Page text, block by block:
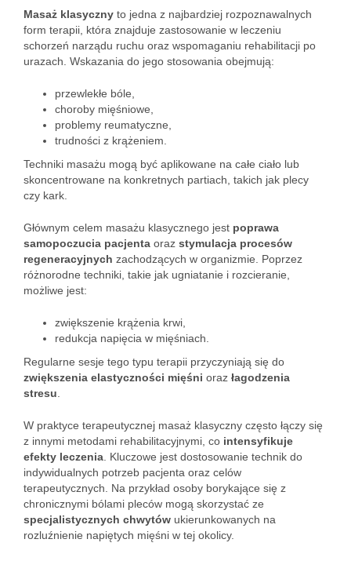
Masaż klasyczny to jedna z najbardziej rozpoznawalnych
form terapii, która znajduje zastosowanie w leczeniu
schorzeń narządu ruchu oraz wspomaganiu rehabilitacji po
urazach. Wskazania do jego stosowania obejmują:
przewlekłe bóle,
choroby mięśniowe,
problemy reumatyczne,
trudności z krążeniem.
Techniki masażu mogą być aplikowane na całe ciało lub
skoncentrowane na konkretnych partiach, takich jak plecy
czy kark.
Głównym celem masażu klasycznego jest poprawa
samopoczucia pacjenta oraz stymulacja procesów
regeneracyjnych zachodzących w organizmie. Poprzez
różnorodne techniki, takie jak ugniatanie i rozcieranie,
możliwe jest:
zwiększenie krążenia krwi,
redukcja napięcia w mięśniach.
Regularne sesje tego typu terapii przyczyniają się do
zwiększenia elastyczności mięśni oraz łagodzenia
stresu
W praktyce terapeutycznej masaż klasyczny często łączy się
z innymi metodami rehabilitacyjnymi, co intensyfikuje
efekty leczenia . Kluczowe jest dostosowanie technik do
indywidualnych potrzeb pacjenta oraz celów
terapeutycznych. Na przykład osoby borykające się z
chronicznymi bólami pleców mogą skorzystać ze
specjalistycznych chwytów ukierunkowanych na
rozluźnienie napiętych mięśni w tej okolicy.